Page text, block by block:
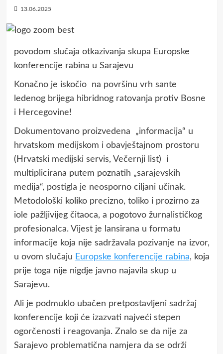
13.06.2025
povodom slučaja otkazivanja skupa Europske
konferencije rabina u Sarajevu
Konačno je iskočio na površinu vrh sante
ledenog brijega hibridnog ratovanja protiv Bosne
i Hercegovine!
Dokumentovano proizvedena „informacija“ u
hrvatskom medijskom i obavještajnom prostoru
(Hrvatski medijski servis, Večernji list) i
multiplicirana putem poznatih „sarajevskih
medija“, postigla je neosporno ciljani učinak.
Metodološki koliko precizno, toliko i prozirno za
iole pažljivijeg čitaoca, a pogotovo žurnalističkog
profesionalca. Vijest je lansirana u formatu
informacije koja nije sadržavala pozivanje na izvor,
u ovom slučaju Europske konferencije rabina, koja
prije toga nije nigdje javno najavila skup u
Sarajevu.
Ali je podmuklo ubačen pretpostavljeni sadržaj
konferencije koji će izazvati najveći stepen
ogorčenosti i reagovanja. Znalo se da nije za
Sarajevo problematična namjera da se održi